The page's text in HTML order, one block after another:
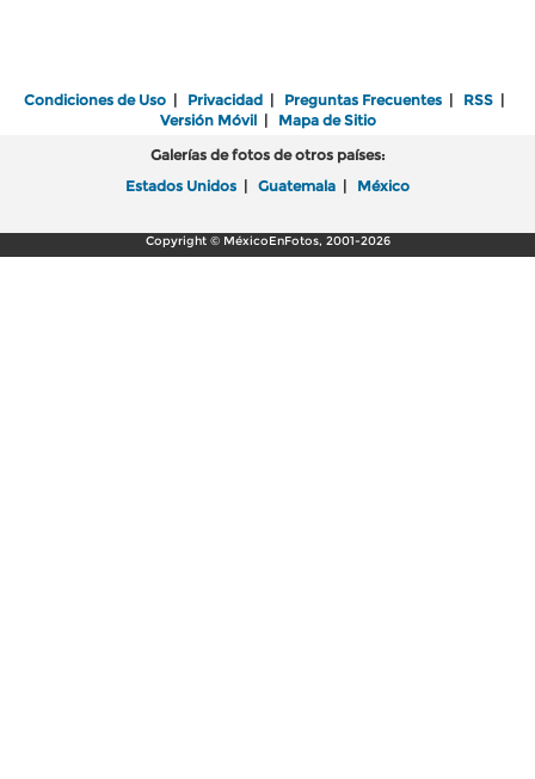
Condiciones de Uso | Privacidad | Preguntas Frecuentes | RSS |
Versión Móvil| Mapa de Sitio
Galerías de fotos de otros países:
Estados Unidos | Guatemala | México
Copyright © MéxicoEnFotos, 2001-2026